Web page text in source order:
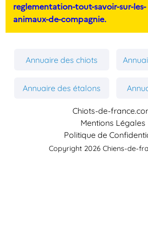
reglementation-tout-savoir-sur-les-
animaux-de-compagnie.
Annuaire des chiots
Annuaire des étalons
Chiots-de-
Mentions Légales
Politique de
Copyright 2026 Chiens-de-